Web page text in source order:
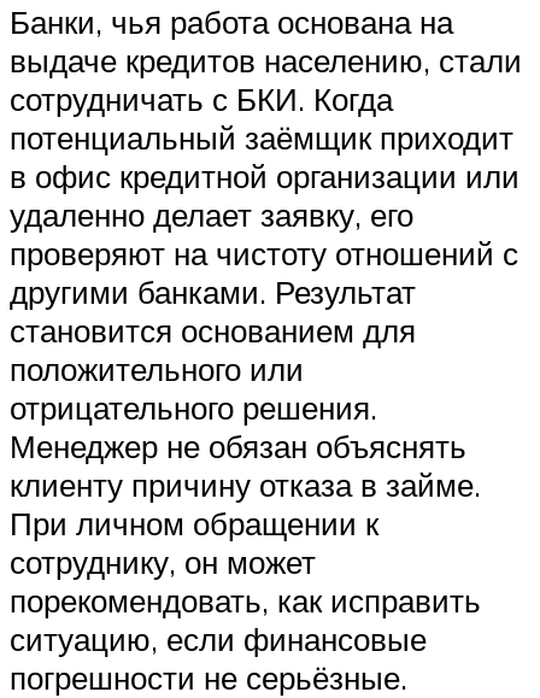
Банки, чья работа основана на
выдаче кредитов населению, стали
сотрудничать с БКИ. Когда
потенциальный заёмщик приходит
в офис кредитной организации или
удаленно делает заявку, его
проверяют на чистоту отношений с
другими банками. Результат
становится основанием для
положительного или
отрицательного решения.
Менеджер не обязан объяснять
клиенту причину отказа в займе.
При личном обращении к
сотруднику, он может
порекомендовать, как исправить
ситуацию, если финансовые
погрешности не серьёзные.